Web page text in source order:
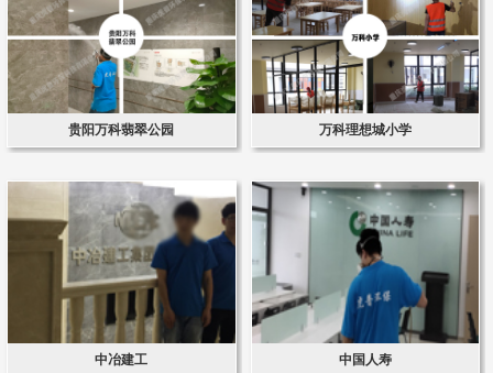
贵阳万科翡翠公园 万科理想城小学
中冶建工 中国人寿